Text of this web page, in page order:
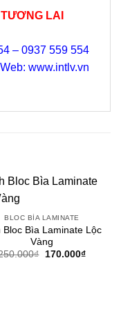
LAI
– 0937 559 554
www.intlv.vn
BLOC BÌA LAMINATE
Bloc Bìa Laminate Lộc
Vàng
₫
Giá
170.000₫Giá